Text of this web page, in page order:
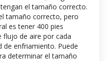
el tamaño correcto.
tamaño correcto, pero
es tener 400 pies
flujo de aire por cada
de enfriamiento. Puede
determinar el tamaño